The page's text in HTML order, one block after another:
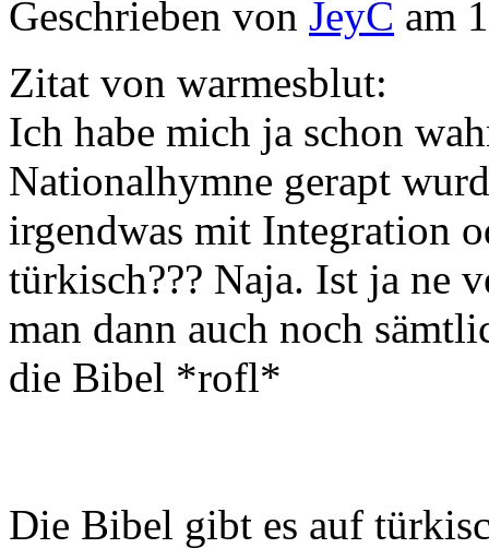
Geschrieben von JeyC am
Zitat von warmesblut:
Ich habe mich ja schon
Nationalhymne gerapt
irgendwas mit Integration
türkisch??? Naja. Ist ja ne
man dann auch noch
die Bibel *rofl*
Die Bibel gibt es auf